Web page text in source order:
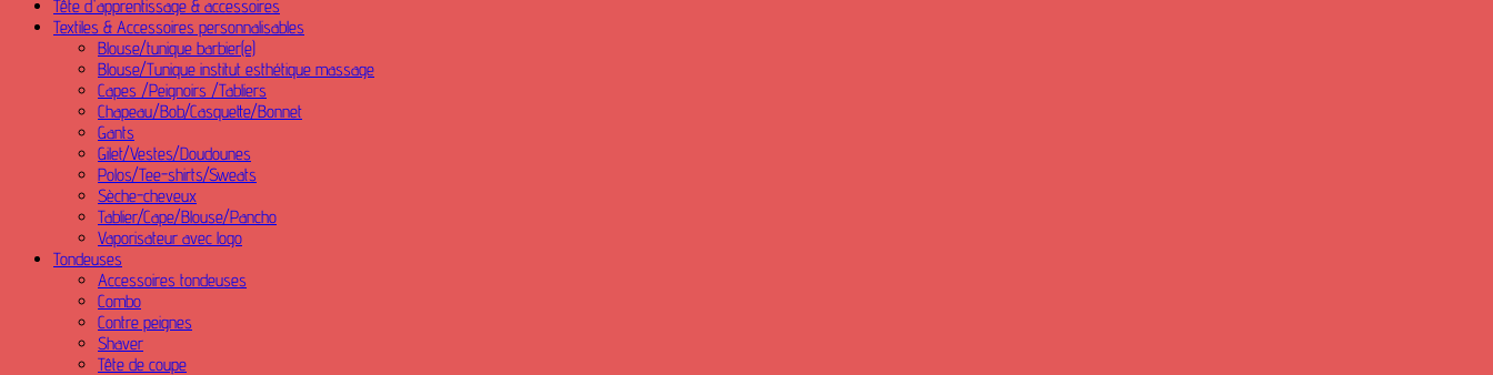
Tête d'apprentissage & accessoires
Textiles & Accessoires personnalisables
Blouse/tunique barbier(e)
Blouse/Tunique institut esthétique massage
Capes /Peignoirs /Tabliers
Chapeau/Bob/Casquette/Bonnet
Gants
Gilet/Vestes/Doudounes
Polos/Tee-shirts/Sweats
Sèche-cheveux
Tablier/Cape/Blouse/Pancho
Vaporisateur avec logo
Tondeuses
Accessoires tondeuses
Combo
Contre peignes
Shaver
Tête de coupe